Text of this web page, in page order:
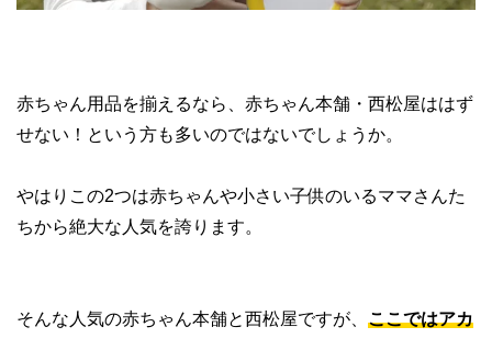
赤ちゃん用品を揃えるなら、赤ちゃん本舗・西松屋ははず
せない！という方も多いのではないでしょうか。
やはりこの2つは赤ちゃんや小さい子供のいるママさんた
ちから絶大な人気を誇ります。
そんな人気の赤ちゃん本舗と西松屋ですが、 ここではアカ